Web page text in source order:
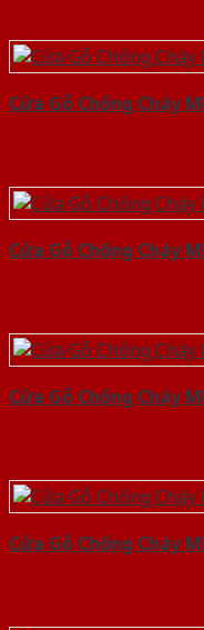
Cửa Gỗ Chống Cháy
Cửa Gỗ Chống Cháy
Cửa Gỗ Chống Cháy
Cửa Gỗ Chống Cháy